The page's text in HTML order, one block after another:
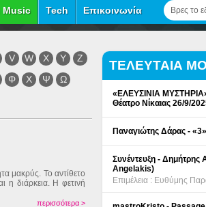
Music Tech Επικοινωνία
V W X Y
Z
Φ Χ Ψ
Ω
μακρύς. Το αντίθετο
η διάρκεια. Η φετινή
περισσότερα >
ΤΕΛΕΥΤΑΙΑ
«ΕΛΕΥΣΙΝΙΑ
Θέατρο Νίκαιας 26/9/
Παναγιώτης Δάρας -
Συνέντευξη -
Angelakis)
Επιμέλεια : Ευθύμης